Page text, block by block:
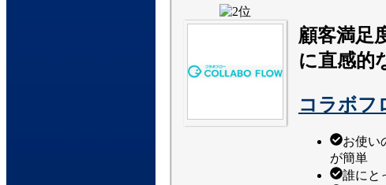
顧客満足
に直感的
コラボフ
お使い
が簡単
誰にと